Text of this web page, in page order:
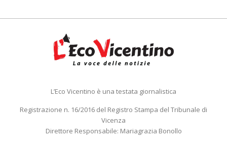
L’Eco Vicentino è una testata giornalistica
Registrazione n. 16/2016 del Registro Stampa del Tribunale di
Vicenza
Direttore Responsabile: Mariagrazia Bonollo